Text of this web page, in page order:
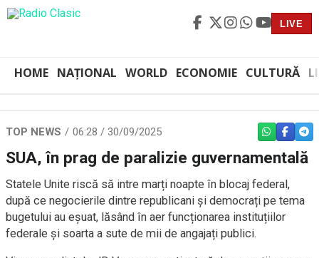
LIVE
HOME NAȚIONAL WORLD ECONOMIE CULTURĂ
TOP NEWS 06:28 / 30/09/2025 WHATSAPP
SUA, în prag de paralizie guvernamentală
Statele Unite riscă să intre marți noapte în blocaj federal,
după ce negocierile dintre republicani și democrați pe tema
bugetului au eșuat, lăsând în aer funcționarea instituțiilor
federale și soarta a sute de mii de angajați publici.